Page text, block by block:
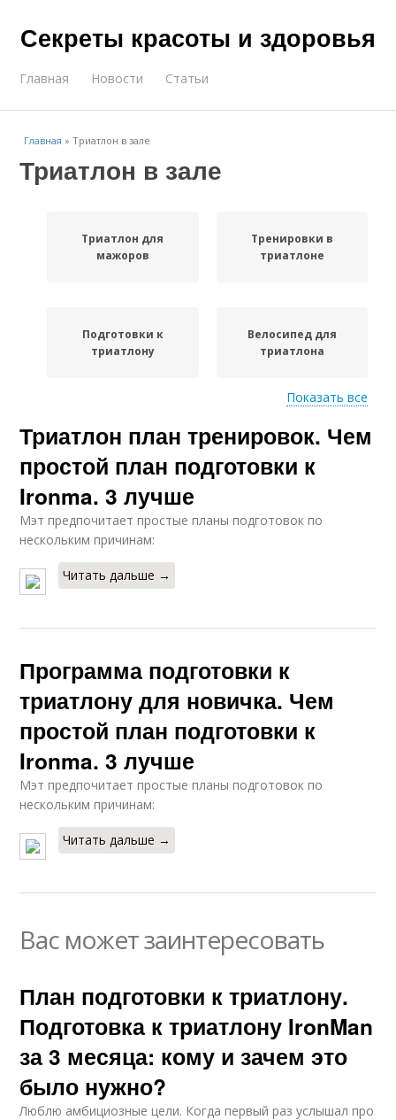
Секреты красоты и здоровья
Главная Новости Статьи
Главная »Триатлон в зале
Триатлон в зале
Триатлон для
мажоров
Тренировки в
триатлоне
Подготовки к
триатлону
Велосипед для
триатлона
Велосипеды для
триатлона
Велосипеды в
триатлоне
Подготовка к
триатлону
Показать все
Триатлон план тренировок. Чем
простой план подготовки к
Ironma. 3 лучше
Мэт предпочитает простые планы подготовок по
нескольким причинам:
Читать дальше →
Программа подготовки к
триатлону для новичка. Чем
простой план подготовки к
Ironma. 3 лучше
Мэт предпочитает простые планы подготовок по
нескольким причинам:
Читать дальше →
Вас может заинтересовать
План подготовки к триатлону.
Подготовка к триатлону IronMan
за 3 месяца: кому и зачем это
было нужно?
Люблю амбициозные цели. Когда первый раз услышал про